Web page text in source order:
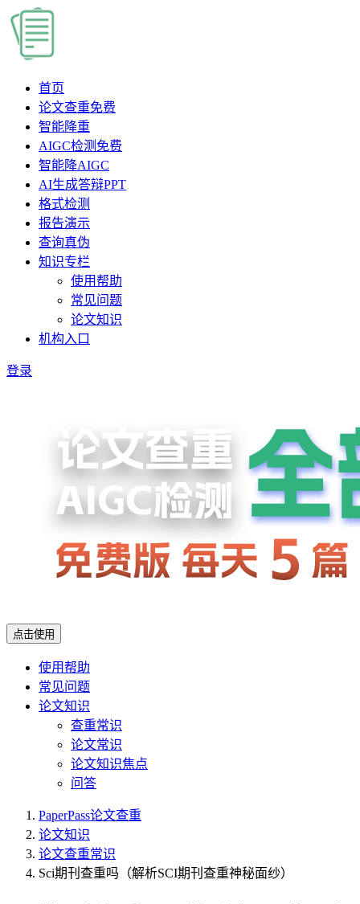
首页
论文查重免费
智能降重
AIGC检测 免费
智能降AIGC
AI生成答辩PPT
格式检测
报告演示
查询真伪
知识专栏
使用帮助
常见问题
论文知识
机构入口
登录
点击使用
使用帮助
常见问题
论文知识
查重常识
论文常识
论文知识焦点
问答
PaperPass论文查重
论文知识
论文查重常识
Sci期刊查重吗（解析SCI期刊查重神秘面纱）